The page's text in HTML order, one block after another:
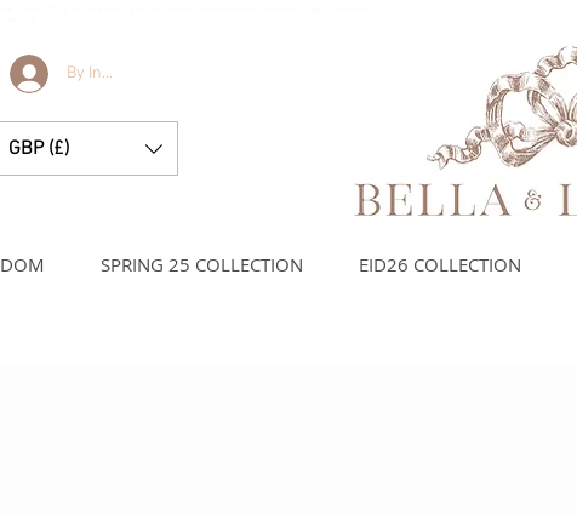
By Invitation Only
GBP (£)
DOM SPRING 25 COLLECTION EID26 COLLECTION